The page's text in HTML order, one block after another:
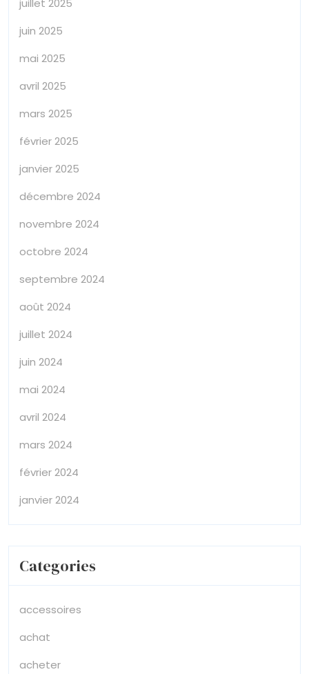
juin 2025
mai 2025
avril 2025
mars 2025
février 2025
janvier 2025
décembre 2024
novembre 2024
octobre 2024
septembre 2024
août 2024
juillet 2024
juin 2024
mai 2024
avril 2024
mars 2024
février 2024
janvier 2024
Categories
accessoires
achat
acheter